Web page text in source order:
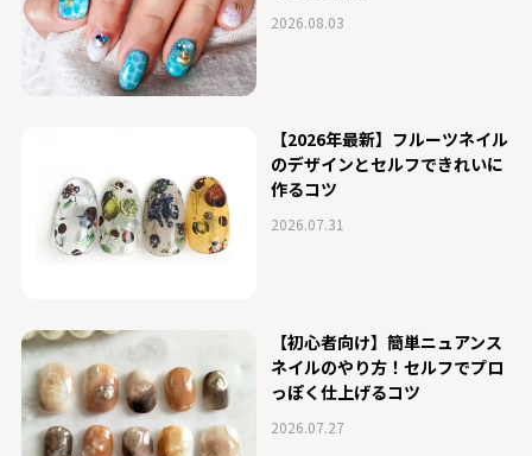
2026.08.03
【2026年最新】フルーツネイル
のデザインとセルフできれいに
作るコツ
2026.07.31
【初心者向け】簡単ニュアンス
ネイルのやり方！セルフでプロ
っぽく仕上げるコツ
2026.07.27